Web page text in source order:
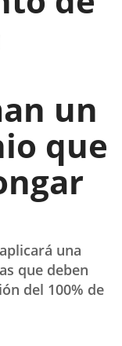
un
que
una
que deben
del 100% de